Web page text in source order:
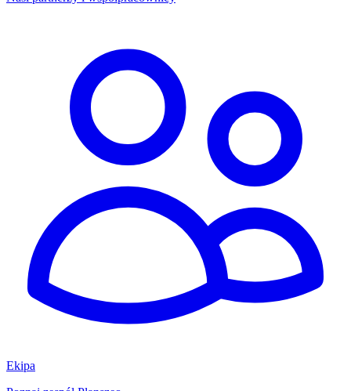
Ekipa